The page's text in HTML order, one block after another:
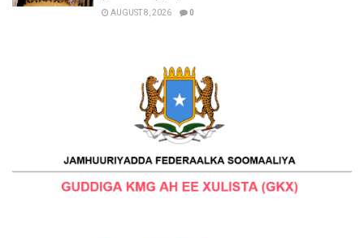
AUGUST 8, 2026 0